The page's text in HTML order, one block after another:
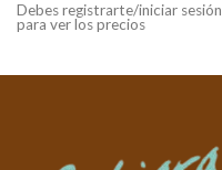
Debes registrarte/iniciar sesión
para ver los precios